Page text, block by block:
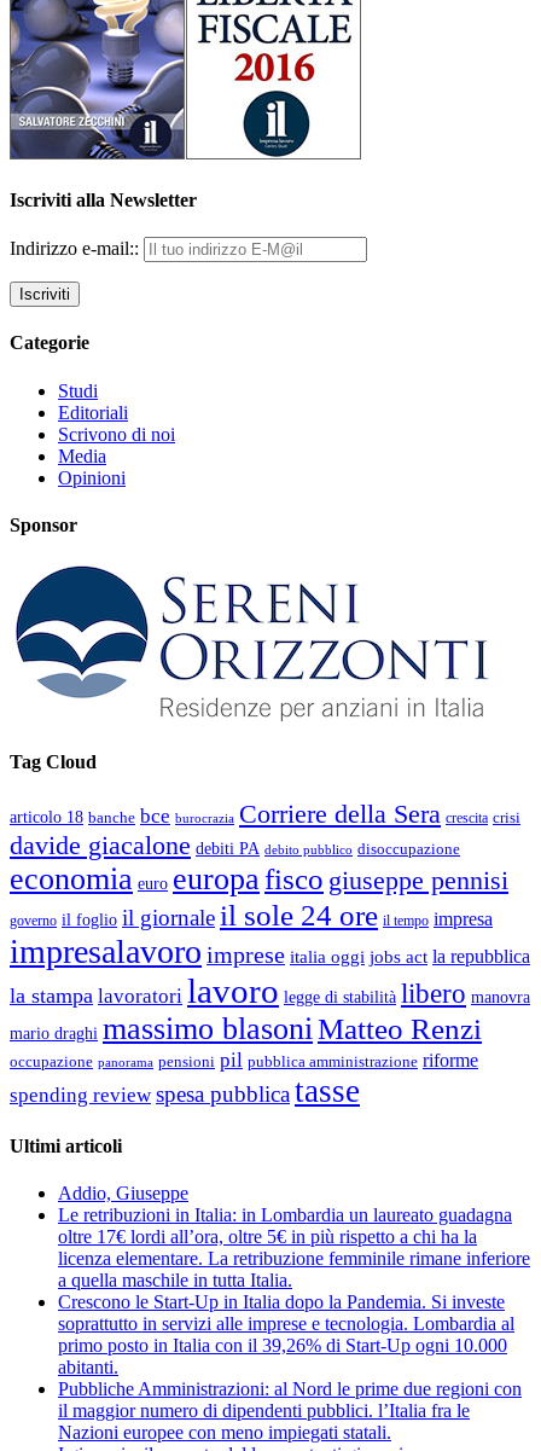
Iscriviti alla Newsletter
Indirizzo e-mail::
Categorie
Studi
Editoriali
Scrivono di noi
Media
Opinioni
Sponsor
Tag Cloud
articolo 18 banche bce burocrazia Corriere della Sera crescita crisi
davide giacalone debiti PA debito pubblico disoccupazione
economia euro europa fisco giuseppe pennisi
governo il foglio il giornale il sole 24 ore il tempo impresa
impresalavoro imprese italia oggi jobs act la repubblica
la stampa lavoratori lavoro legge di stabilità libero manovra
mario draghi massimo blasoni Matteo Renzi
occupazione panorama pensioni pil pubblica amministrazione riforme
spending review spesa pubblicatasse
Ultimi articoli
Addio, Giuseppe
Le retribuzioni in Italia: in Lombardia un laureato guadagna
oltre 17€ lordi all’ora, oltre 5€ in più rispetto a chi ha la
licenza elementare. La retribuzione femminile rimane inferiore
a quella maschile in tutta Italia.
Crescono le Start-Up in Italia dopo la Pandemia. Si investe
soprattutto in servizi alle imprese e tecnologia. Lombardia al
primo posto in Italia con il 39,26% di Start-Up ogni 10.000
abitanti.
Pubbliche Amministrazioni: al Nord le prime due regioni con
il maggior numero di dipendenti pubblici. l’Italia fra le
Nazioni europee con meno impiegati statali.